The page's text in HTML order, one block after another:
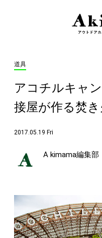
道具
アコチルキャ
接屋が作る焚き
2017.05.19 Fri
A kimama編集部